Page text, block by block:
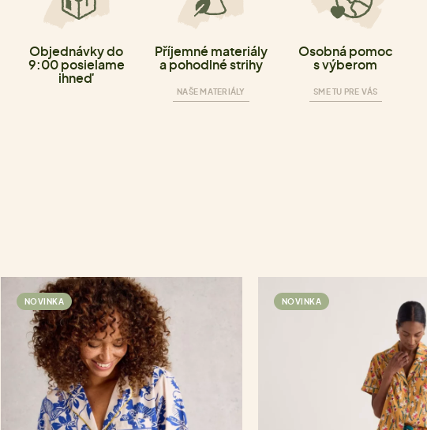
Objednávky do
9:00 posielame
ihneď
Příjemné materiály
a pohodlné strihy
NAŠE MATERIÁLY
Osobná pomoc
s výberom
SME TU PRE VÁS
NOVINKA NOVINKA